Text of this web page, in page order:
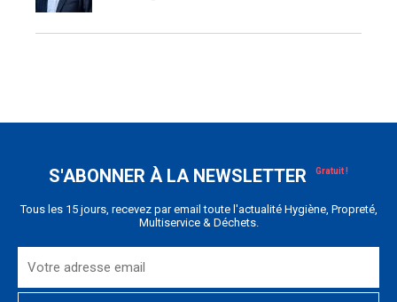
S'ABONNER À LA NEWSLETTER
Tous les 15 jours, recevez par email toute l'actualité Hygiène, Propreté,
Multiservice & Déchets.